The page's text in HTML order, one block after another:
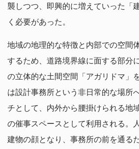
襲しつつ、即興的に増えていった「
く必要があった。
地域の地理的な特徴と内部での空間
するため、道路境界線に面する部分
の立体的な土間空間「アガリドマ」
は設計事務所という非日常的な場所
チとして、内外から腰掛けられる地
の催事スペースとして利用される。
建物の顔となり、事務所の前を通る